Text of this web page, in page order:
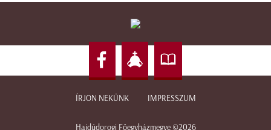
ÍRJON NEKÜNK IMPRESSZUM
Hajdúdorogi Főegyházmegye ©2026